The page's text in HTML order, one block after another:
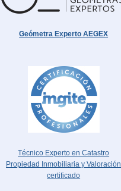
Geómetra Experto AEGEX
Técnico Experto en Catastro
Propiedad Inmobiliaria y Valoración
certificado